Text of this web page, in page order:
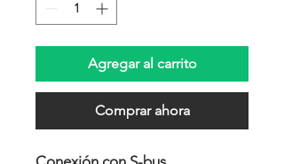
Agregar al carrito
Comprar ahora